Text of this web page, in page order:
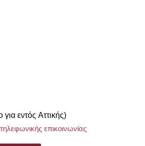
εντός Αττικής)
επικοινωνίας